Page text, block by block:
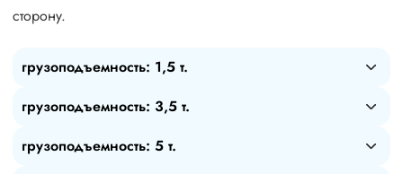
сторону.
грузоподъемность: 1,5 т.
грузоподъемность: 3,5 т.
грузоподъемность: 5 т.